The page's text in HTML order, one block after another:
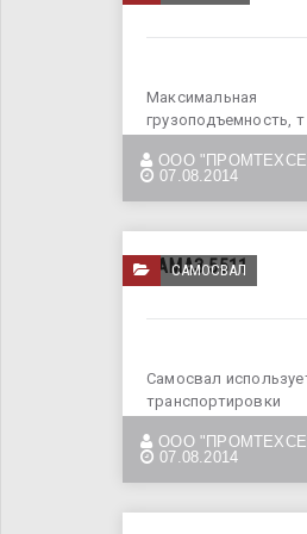
Максимальная
грузоподъемность,
грузоподъемности, м
ООО
07.08.2014
САМОСВАЛ
КАМАЗ 5511
Самосвал
транспортировки
грузов: песка, щебня,
ООО
07.08.2014